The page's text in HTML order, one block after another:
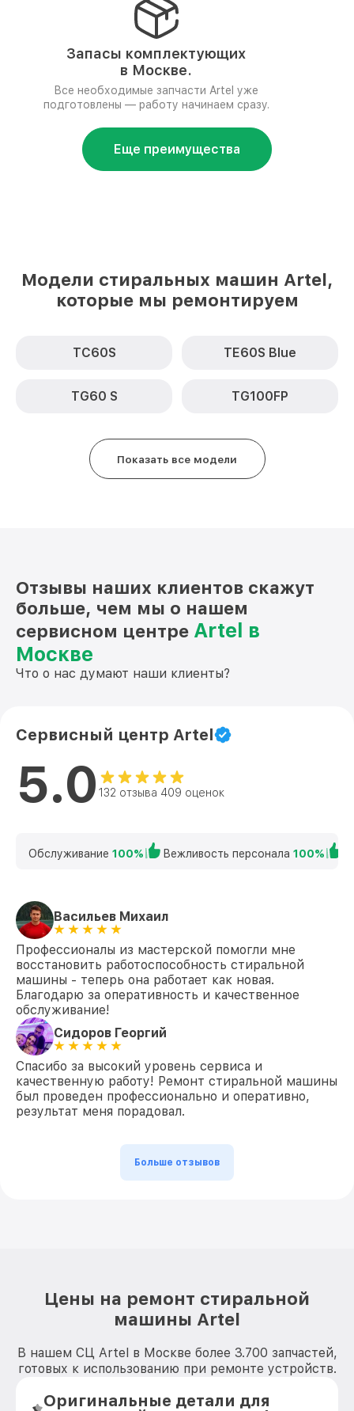
Запасы комплектующих
в Москве.
Все необходимые запчасти Artel уже
подготовлены — работу начинаем сразу.
Еще преимущества
Модели стиральных машин Artel,
которые мы ремонтируем
TC60S TE60S Blue
TG60 S TG100FP
Показать все модели
Отзывы наших клиентов скажут
больше, чем мы о нашем
сервисном центре Artel в
Москве
Что о нас думают наши клиенты?
Сервисный центр Artel
5.0 132 отзыва 409 оценок
Обслуживание 100% Вежливость персонала 100%
Васильев Михаил
Профессионалы из мастерской помогли мне
восстановить работоспособность стиральной
машины - теперь она работает как новая.
Благодарю за оперативность и качественное
обслуживание!
Сидоров Георгий
Спасибо за высокий уровень сервиса и
качественную работу! Ремонт стиральной машины
был проведен профессионально и оперативно,
результат меня порадовал.
Больше отзывов
Цены на ремонт стиральной
машины Artel
В нашем СЦ Artel в Москве более 3.700 запчастей,
готовых к использованию при ремонте устройств.
Оригинальные детали для